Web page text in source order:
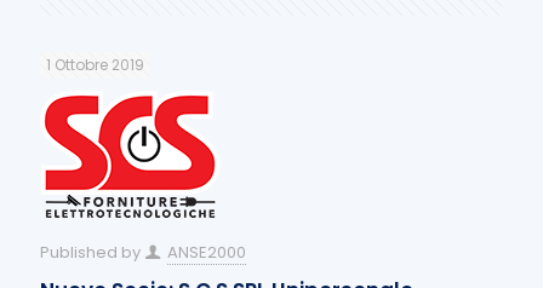
1 Ottobre 2019
Published by ANSE2000